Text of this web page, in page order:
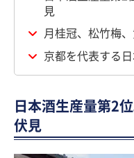
見
月桂冠、松竹梅
京都を代表する
日本酒生産量第2
伏見